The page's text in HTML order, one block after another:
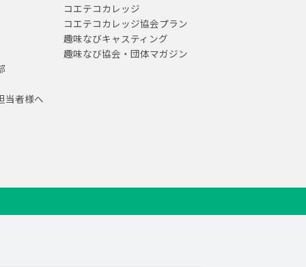
当者様へ
コエテコカレッジ
コエテコカレッジ協会プラン
趣味なびキャスティング
趣味なび協会・団体マガジン